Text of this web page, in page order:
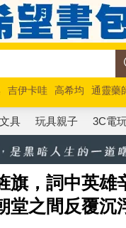
吉伊卡哇 高希均
通靈藥
超慢跑
文具 玩具親子 3C電
旗，詞中英雄
堂之間反覆沉